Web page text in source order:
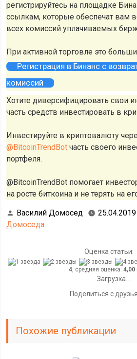
регистрируйтесь на площадке
ссылкам, которые обеспечат вам
всех комиссий уплачиваемых
При активной торговле это
Регистрация в Бинанс с
комиссий
Хотите диверсифицировать свои
часть средств инвестировать в
Инвестируйте в криптовалюту
@BitcoinTrendBot часть своего
портфеля.
@BitcoinTrendBot помогает
на росте биткоина и не терять на
Василий Домосед 25.04.2019
Домоседа
Оценка статьи:
4, средняя оценка: 4,00
Загрузка...
Поделиться с
Похожие публикации